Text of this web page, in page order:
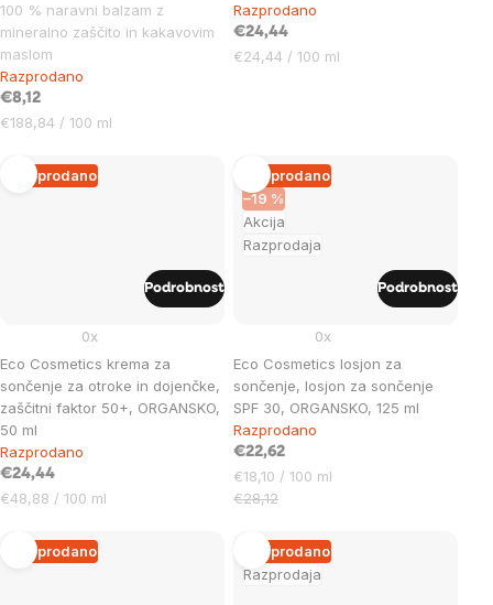
100 % naravni balzam z
mineralno zaščito in kakavovim
maslom
Razprodano
€8,12
Cena
enoto:
€188,84 / 100 ml
Razprodano
€24,44
Cena
€24,44 / 100 ml
Razprodano
Eco Cosmetics krema za
sončenje za otroke in dojenčke,
zaščitni faktor 50+, ORGANSKO,
50 ml
0x
Razprodano
€24,44
Cena
enoto:
€48,88 / 100 ml
Podrobnost
Akcija
Razprodaja
Razprodano
–19 %
Eco Cosmetics losjon za
sončenje, losjon za sončenje
SPF 30, ORGANSKO, 125 ml
0x
Razprodano
€22,62
Cena
na
€18,10 / 100 ml
€28,12
Podrobnost
Razprodano
Razprodaja
Razprodano